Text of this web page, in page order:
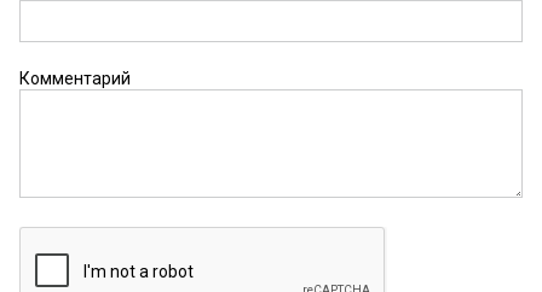
Комментарий